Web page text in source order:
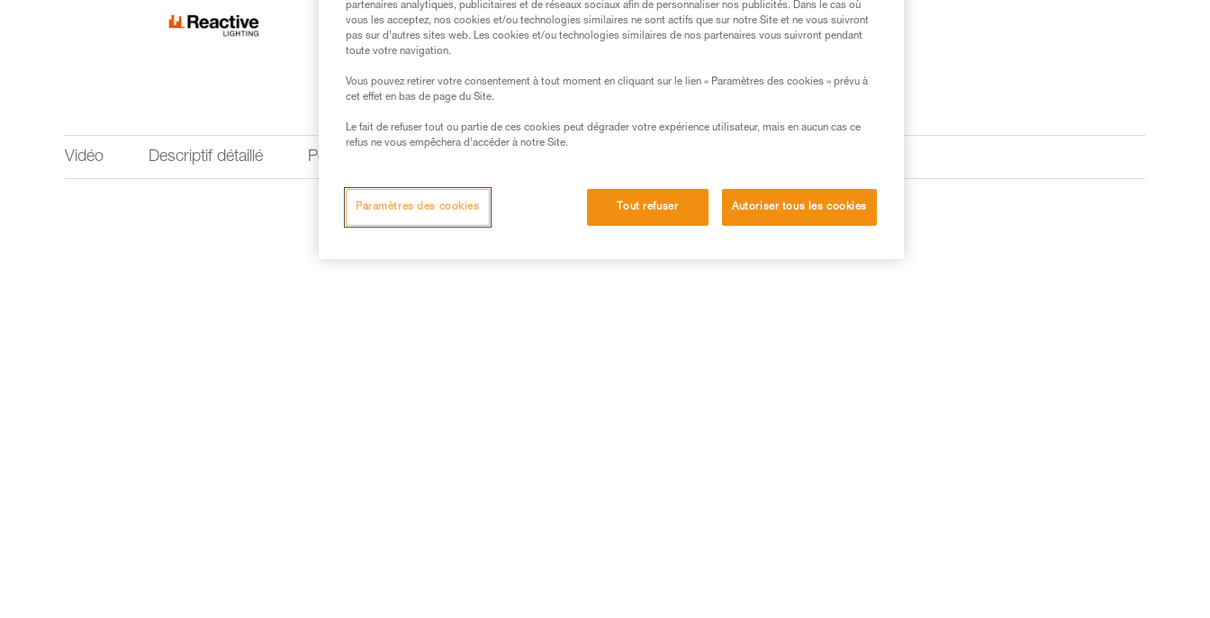
Vidéo Descriptif détaillé Performances d'éclairage
partenaires analytiques, publicitaires et de réseaux sociaux afin de personnaliser nos publicités. Dans le cas où
vous les acceptez, nos cookies et/ou technologies similaires ne sont actifs que sur notre Site et ne vous suivront
pas sur d’autres sites web. Les cookies et/ou technologies similaires de nos partenaires vous suivront pendant
toute votre navigation.
Vous pouvez retirer votre consentement à tout moment en cliquant sur le lien « Paramètres des cookies » prévu à
cet effet en bas de page du Site.
Le fait de refuser tout ou partie de ces cookies peut dégrader votre expérience utilisateur, mais en aucun cas ce
refus ne vous empêchera d’accéder à notre Site.
Tout refuser Autoriser tous les cookies
Paramètres des cookies